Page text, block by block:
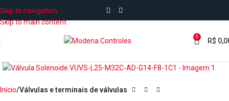
Skip to navigation
Skip to main content
0 R$
Início Válvulas e terminais de válvulas